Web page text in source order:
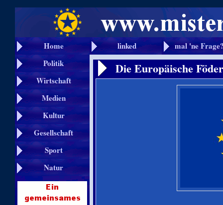
Home linked
mal 'ne
Politik
Wirtschaft
Medien
Kultur
Gesellschaft
Sport
Natur
Die Europäische